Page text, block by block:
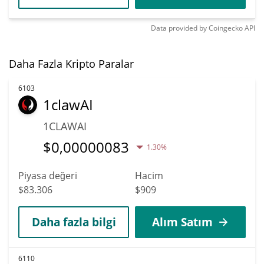
Data provided byCoingeckoAPI
Daha Fazla Kripto Paralar
6103
1clawAI
1CLAWAI
$0,00000083 1.30%
Piyasa değeri
$83.306
Hacim
$909
Daha fazla bilgi Alım Satım
6110